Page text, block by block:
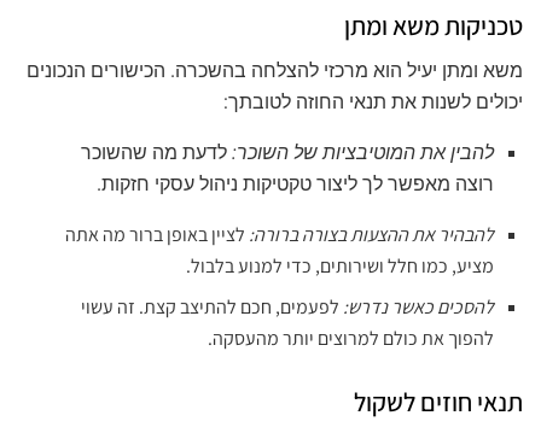
טכניקות משא ומתן
משא ומתן יעיל הוא מרכזי להצלחה בהשכרה. הכישורים הנכונים
יכולים לשנות את תנאי החוזה לטובתך:
להבין את המוטיבציות של השוכר: לדעת מה שהשוכר
רוצה מאפשר לך ליצור טקטיקות ניהול עסקי חזקות.
להבהיר את ההצעות בצורה ברורה: לציין באופן ברור מה אתה
מציע, כמו חלל ושירותים, כדי למנוע בלבול.
להסכים כאשר נדרש: לפעמים, חכם להתיצב קצת. זה עשוי
להפוך את כולם למרוצים יותר מהעסקה.
תנאי חוזים לשקול